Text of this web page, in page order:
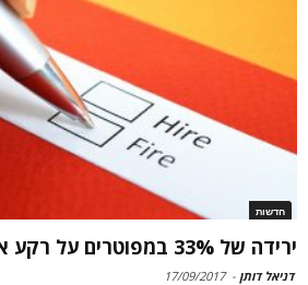
חדשות
ירידה של 33% במפוטרים על רקע אי פעילות
דניאל דותן -
17/09/2017